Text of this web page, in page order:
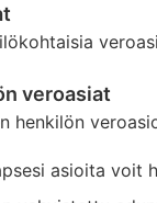
veroasiat
henkilön
asioita voit